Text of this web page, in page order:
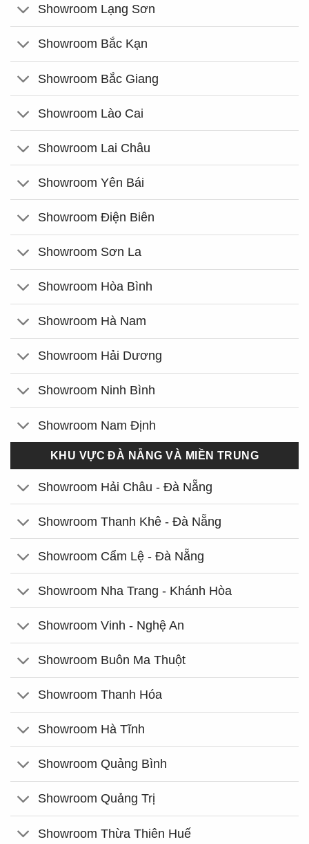
Showroom Lạng Sơn
Showroom Bắc Kạn
Showroom Bắc Giang
Showroom Lào Cai
Showroom Lai Châu
Showroom Yên Bái
Showroom Điện Biên
Showroom Sơn La
Showroom Hòa Bình
Showroom Hà Nam
Showroom Hải Dương
Showroom Ninh Bình
Showroom Nam Định
KHU VỰC ĐÀ NẴNG VÀ MIỀN TRUNG
Showroom Hải Châu - Đà Nẵng
Showroom Thanh Khê - Đà Nẵng
Showroom Cẩm Lệ - Đà Nẵng
Showroom Nha Trang - Khánh Hòa
Showroom Vinh - Nghệ An
Showroom Buôn Ma Thuột
Showroom Thanh Hóa
Showroom Hà Tĩnh
Showroom Quảng Bình
Showroom Quảng Trị
Showroom Thừa Thiên Huế